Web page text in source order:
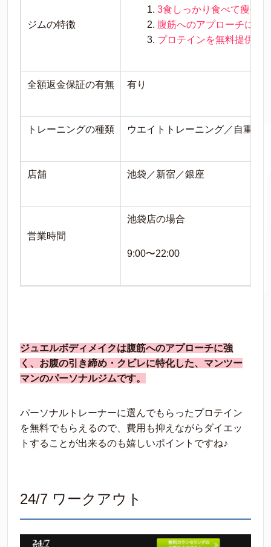
ジムの特徴
3食しっかり食べて痩せ
腹筋へのアプローチに特
プロテインを無料提供
全額返金保証の有無 有り
トレーニングの種類 ウエイトトレーニング／自重ト
店舗 池袋／新宿／銀座
営業時間
池袋店の場合
9:00〜22:00
ジュエルボディメイクは腹筋へのアプローチに強
く、お腹の引き締め・クビレに特化した、マンツー
マンのパーソナルジムです。
パーソナルトレーナーに選んでもらったプロテイン
を無料でもらえるので、費用も抑えながらダイエッ
トすることが出来るのも嬉しいポイントですね♪
24/7 ワークアウト